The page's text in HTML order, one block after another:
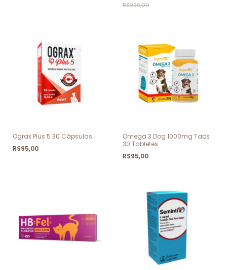
R$299,00
Ograx Plus 5 30 Cápsulas
R$95,00
Omega 3 Dog 1000mg Tabs
30 Tabletes
R$95,00